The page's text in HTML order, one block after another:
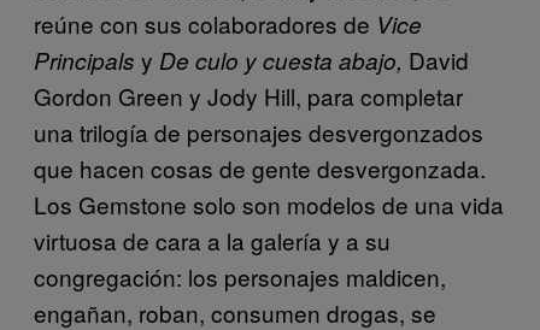
reúne con sus colaboradores de Vice
Principals y De culo y cuesta abajo, David
Gordon Green y Jody Hill, para completar
una trilogía de personajes desvergonzados
que hacen cosas de gente desvergonzada.
Los Gemstone solo son modelos de una vida
virtuosa de cara a la galería y a su
congregación: los personajes maldicen,
engañan, roban, consumen drogas, se